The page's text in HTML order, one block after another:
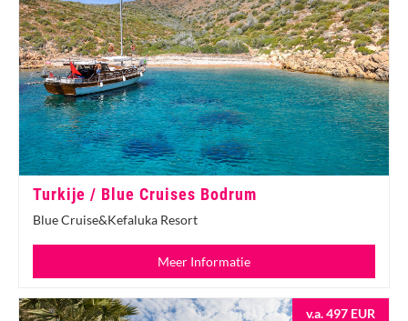
Turkije / Blue Cruises Bodrum
Blue Cruise&Kefaluka Resort
Meer Informatie
v.a. 497 EUR